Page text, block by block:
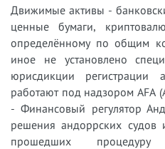
Движимые активы -
ценные бумаги,
определённому по общим
иное не установлено
юрисдикции регистрации
работают под надзором AFA
- Финансовый регулятор
решения андоррских
прошедших